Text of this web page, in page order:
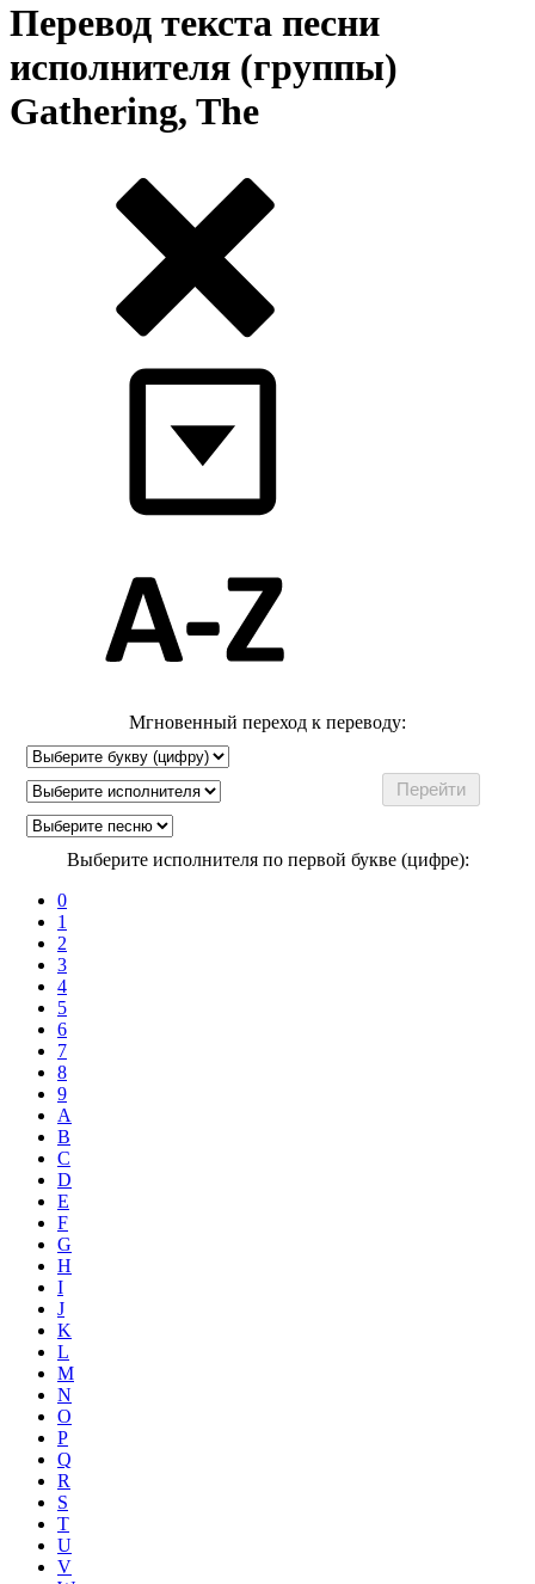
Перевод текста песни
исполнителя (группы)
Gathering, The
Мгновенный переход к переводу:
Выберите исполнителя по первой букве (цифре):
0
1
2
3
4
5
6
7
8
9
A
B
C
D
E
F
G
H
I
J
K
L
M
N
O
P
Q
R
S
T
U
V